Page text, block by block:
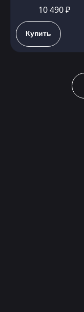
10 490 ₽
Купить